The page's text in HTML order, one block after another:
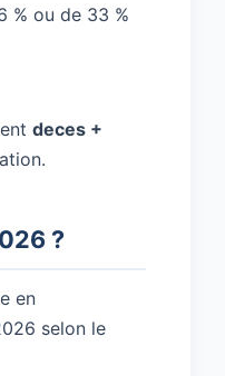
% ou de 33 %
deces +
?
en
selon le